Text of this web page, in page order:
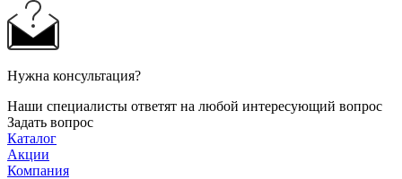
Нужна консультация?
Наши специалисты ответят на любой интересующий вопрос
Задать вопрос
Каталог
Акции
Компания